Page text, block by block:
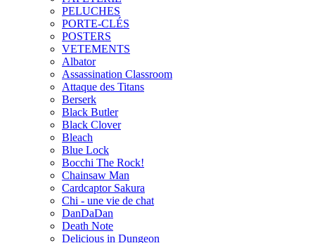
PELUCHES
PORTE-CLÉS
POSTERS
VETEMENTS
Albator
Assassination Classroom
Attaque des Titans
Berserk
Black Butler
Black Clover
Bleach
Blue Lock
Bocchi The Rock!
Chainsaw Man
Cardcaptor Sakura
Chi - une vie de chat
DanDaDan
Death Note
Delicious in Dungeon